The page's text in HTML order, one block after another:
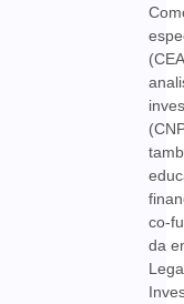
co-
da